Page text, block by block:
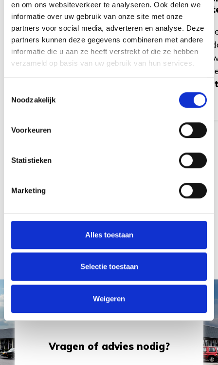
en om ons websiteverkeer te analyseren. Ook delen we
informatie over uw gebruik van onze site met onze
partners voor social media, adverteren en analyse. Deze
partners kunnen deze gegevens combineren met andere
informatie die u aan ze heeft verstrekt of die ze hebben
verzameld op basis van uw gebruik van hun services.
Noodzakelijk
Voorkeuren
Statistieken
Marketing
Alles toestaan
Selectie toestaan
Weigeren
helpen u graag verder en
nemen zo snel mogelijk contact
met u op.
Op
harte
Wij
Vragen of advies nodig?